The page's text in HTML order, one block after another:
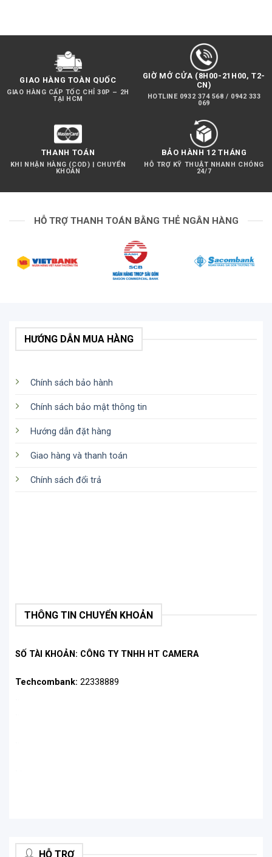
GIAO HÀNG TOÀN QUỐC
GIAO HÀNG CẤP TỐC CHỈ 30P – 2H
TẠI HCM
GIỜ MỞ CỬA (8H00-21H00, T2-
CN)
HOTLINE 0932 374 568 / 0942 333
069
THANH TOÁN
KHI NHẬN HÀNG (COD) | CHUYỂN
KHOẢN
BẢO HÀNH 12 THÁNG
HỖ TRỢ KỸ THUẬT NHANH CHÓNG
24/7
HỖ TRỢ THANH TOÁN BẰNG THẺ NGÂN HÀNG
HƯỚNG DẪN MUA HÀNG
Chính sách bảo hành
Chính sách bảo mật thông tin
Hướng dẫn đặt hàng
Giao hàng và thanh toán
Chính sách đổi trả
THÔNG TIN CHUYỂN KHOẢN
SỐ TÀI KHOẢN: CÔNG TY TNHH HT CAMERA
Techcombank: 22338889
HỖ TRỢ